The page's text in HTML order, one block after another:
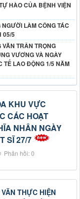
HÀO CỦA BỆNH VIỆN
LÀM CÔNG TÁC
05/5
TRÂN TRỌNG
VƯƠNG VÀ NGÀY
TẾ LAO ĐỘNG 1/5 NĂM
KHU VỰC
CÁC HOẠT
NHÂN NGÀY
SĨ 27/7
Phản hồi: 0
THỰC HIỆN